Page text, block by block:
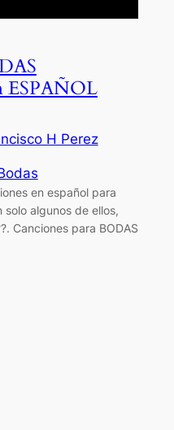
H Perez
en español para
solo algunos de ellos,
Canciones para BODAS